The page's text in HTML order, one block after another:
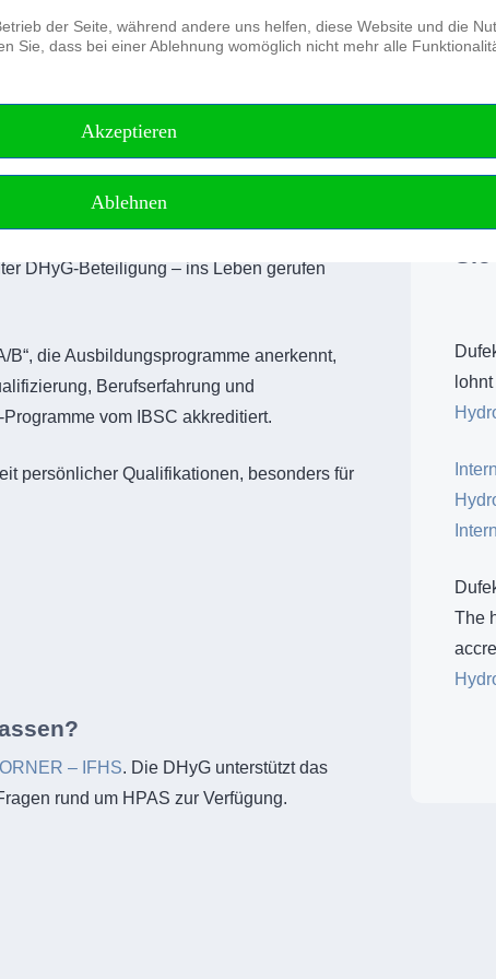
Verein Journal of Applied Hydrography
The
DHyG-Beteiligung – ins Leben gerufen
B“, die Ausbildungsprogramme anerkennt,
Berufserfahrung und
vom IBSC akkreditiert.
persönlicher Qualifikationen, besonders für
– IFHS. Die DHyG unterstützt das
rund um HPAS zur Verfügung.
der Seite, während andere uns helfen, diese Website und die
dass bei einer Ablehnung womöglich nicht mehr alle
Akzeptieren
Ablehnen